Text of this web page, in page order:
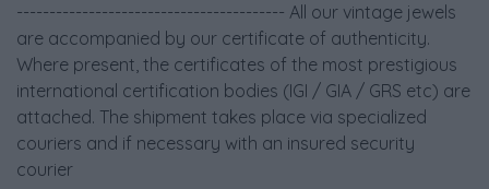
----------------------------------------- All our vintage jewels
are accompanied by our certificate of authenticity.
Where present, the certificates of the most prestigious
international certification bodies (IGI / GIA / GRS etc) are
attached. The shipment takes place via specialized
couriers and if necessary with an insured security
courier